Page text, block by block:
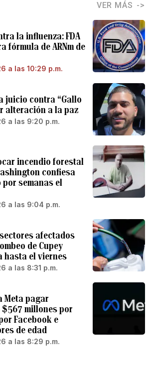
VER MÁS
la influenza: FDA
fórmula de ARNm de
a las 10:29 p.m.
juicio contra “Gallo
alteración a la paz
a las 9:20 p.m.
incendio forestal
confiesa
semanas el
a las 9:04 p.m.
afectados
de Cupey
hasta el viernes
a las 8:31 p.m.
Meta pagar
millones por
Facebook e
de edad
a las 8:29 p.m.